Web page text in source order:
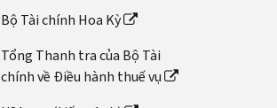
Bộ Tài chính Hoa Kỳ
Tổng Thanh tra của Bộ Tài
chính về Điều hành thuế vụ